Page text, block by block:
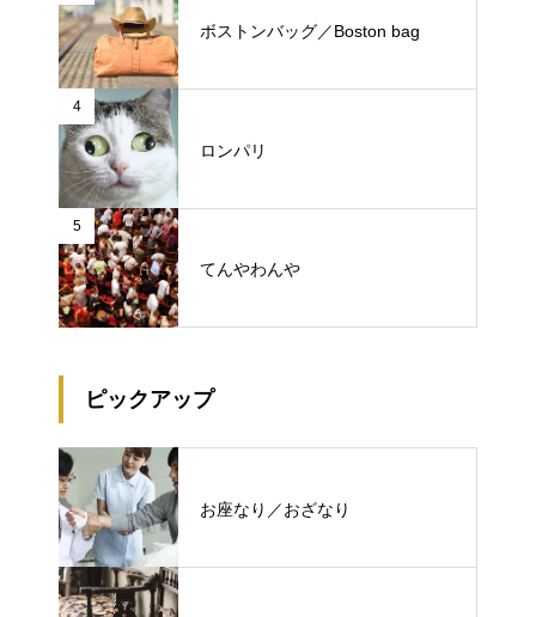
ボストンバッグ／Boston bag
4
ロンパリ
5
てんやわんや
ピックアップ
お座なり／おざなり